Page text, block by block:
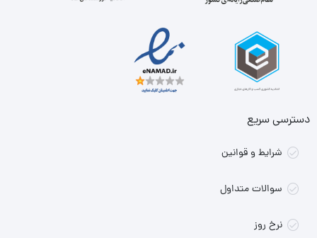
دسترسی سریع
شرایط و قوانین
سوالات متداول
نرخ روز